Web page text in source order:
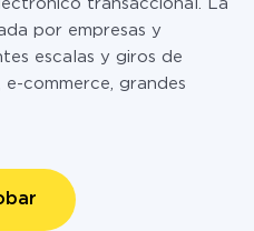
transaccional. La
por empresas y
escalas y giros de
commerce, grandes